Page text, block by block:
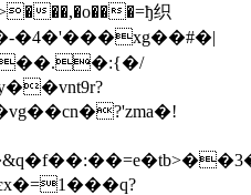
��,�o���=ђ织
�4�'���xg��#�|